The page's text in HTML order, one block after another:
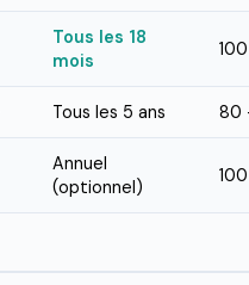
Tous les 18
mois
Tous les 5 ans 80
Annuel
(optionnel)